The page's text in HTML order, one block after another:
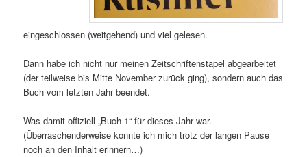
eingeschlossen (weitgehend) und viel gelesen.
Dann habe ich nicht nur meinen Zeitschriftenstapel abgearbeitet
(der teilweise bis Mitte November zurück ging), sondern auch das
Buch vom letzten Jahr beendet.
Was damit offiziell „Buch 1“ für dieses Jahr war.
(Überraschenderweise konnte ich mich trotz der langen Pause
noch an den Inhalt erinnern…)